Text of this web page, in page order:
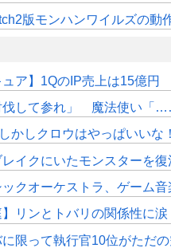
版モンハンワイルズの動
ア】1QのIP売上は15億
伐して参れ」 魔法使い「
かしクロウはやっぱいいな
イクにいたモンスターを
クオーケストラ、ゲーム
】リンとトバリの関係性に
限って執行官10位がただの